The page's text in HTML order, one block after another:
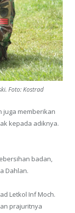
Foto: Kostrad
juga memberikan
kepada adiknya.
badan,
Dahlan.
Letkol Inf Moch.
prajuritnya